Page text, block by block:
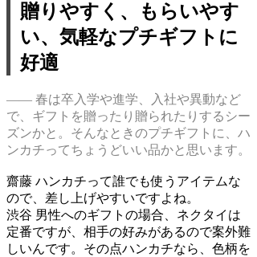
贈りやすく、もらいやす
い、気軽なプチギフトに
好適
―― 春は卒入学や進学、入社や異動など
で、ギフトを贈ったり贈られたりするシー
ズンかと。そんなときのプチギフトに、ハ
ンカチってちょうどいい品かと思います。
齋藤 ハンカチって誰でも使うアイテムな
ので、差し上げやすいですよね。
渋谷 男性へのギフトの場合、ネクタイは
定番ですが、相手の好みがあるので案外難
しいんです。その点ハンカチなら、色柄を